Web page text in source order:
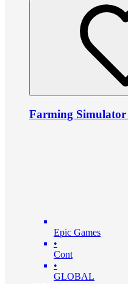
Farming Simulator
Epic Games
•
Cont
•
GLOBAL